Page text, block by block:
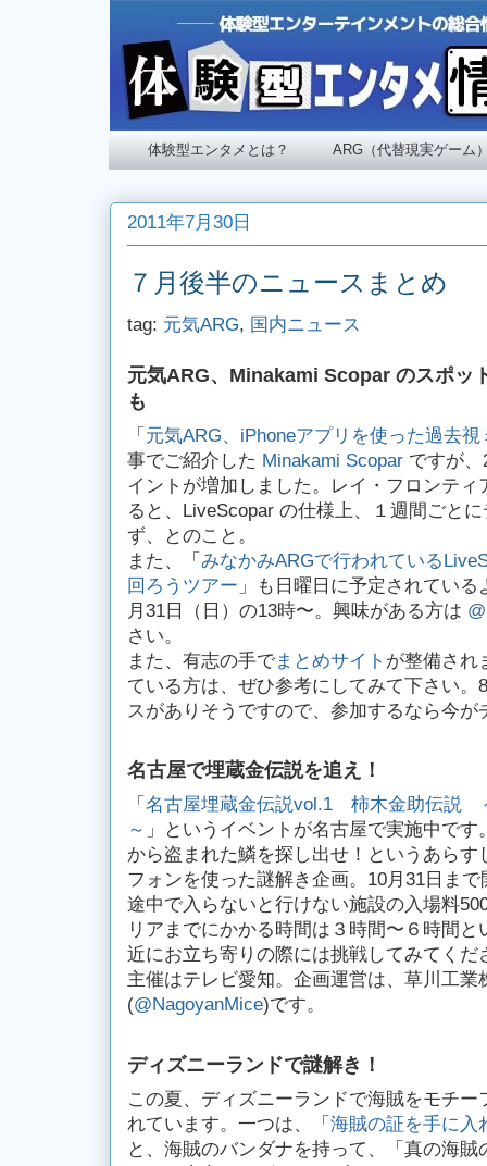
体験型エンタメとは？ ARG（代替現実ゲーム
2011年7月30日
７月後半のニュースまとめ
tag: 元気ARG, 国内ニュース
元気ARG、Minakami Scopar のスポッ
も
「 元気ARG、iPhoneアプリを使った過去
事でご紹介した Minakami Scopar ですが
イントが増加しました。レイ・フロンテ
ると、LiveScopar の仕様上、１週間ごと
ず、とのこと。
また、「 みなかみARGで行われている
回ろうツアー 」も日曜日に予定されてい
月31日（日）の13時〜。興味がある方は
さい。
また、有志の手でまとめサイト が整備され
ている方は、ぜひ参考にしてみて下さい。
スがありそうですので、参加するなら今
名古屋で埋蔵金伝説を追え！
「 名古屋埋蔵金伝説vol.1 柿木金助伝説
～ 」というイベントが名古屋で実施中で
から盗まれた鱗を探し出せ！というあら
フォンを使った謎解き企画。10月31日ま
途中で入らないと行けない施設の入場料
リアまでにかかる時間は３時間〜６時間
近にお立ち寄りの際には挑戦してみてくだ
主催はテレビ愛知。企画運営は、草川工
(@NagoyanMice)です。
ディズニーランドで謎解き！
この夏、ディズニーランドで海賊をモチ
れています。一つは、「 海賊の証を手に入
と、海賊のバンダナを持って、「真の海賊